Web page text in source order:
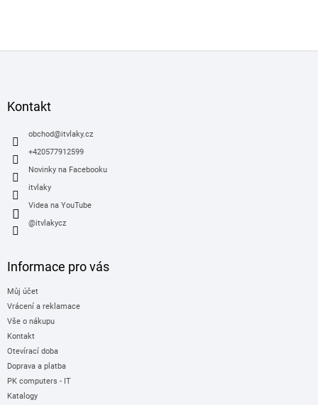
Kontakt
obchod@itvlaky.cz
+420577912599
Novinky na Facebooku
itvlaky
Videa na YouTube
@itvlakycz
Informace pro vás
Můj účet
Vrácení a reklamace
Vše o nákupu
Kontakt
Otevírací doba
Doprava a platba
PK computers - IT
Katalogy